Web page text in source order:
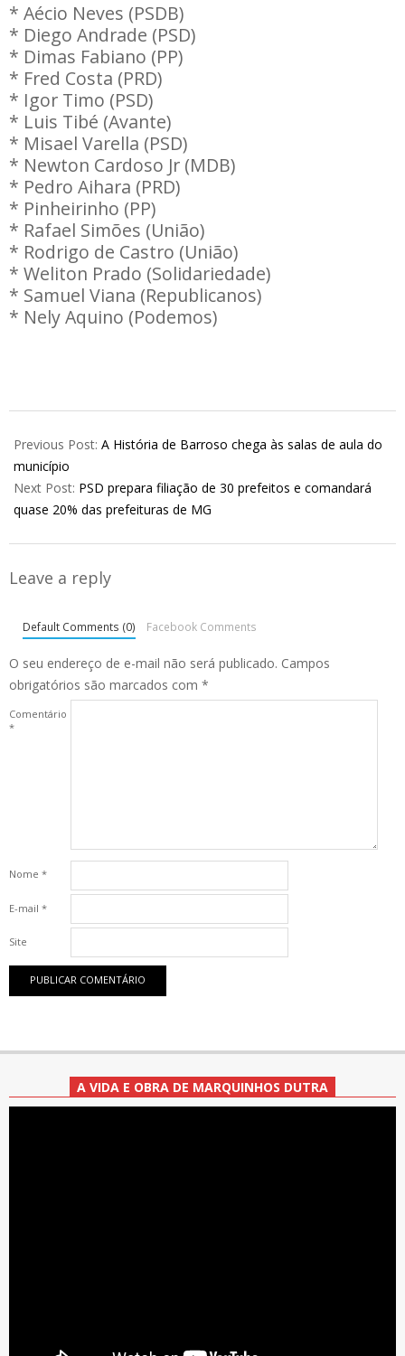
* Aécio Neves (PSDB)
* Diego Andrade (PSD)
* Dimas Fabiano (PP)
* Fred Costa (PRD)
* Igor Timo (PSD)
* Luis Tibé (Avante)
* Misael Varella (PSD)
* Newton Cardoso Jr (MDB)
* Pedro Aihara (PRD)
* Pinheirinho (PP)
* Rafael Simões (União)
* Rodrigo de Castro (União)
* Weliton Prado (Solidariedade)
* Samuel Viana (Republicanos)
* Nely Aquino (Podemos)
09-
10
Previous Post: A História de Barroso chega às salas de aula do
município
Next Post: PSD prepara filiação de 30 prefeitos e comandará
quase 20% das prefeituras de MG
Leave a reply
Default Comments (0) Facebook Comments
O seu endereço de e-mail não será publicado. Campos
obrigatórios são marcados com *
Comentário
*
Nome *
E-mail *
Site
A VIDA E OBRA DE MARQUINHOS DUTRA